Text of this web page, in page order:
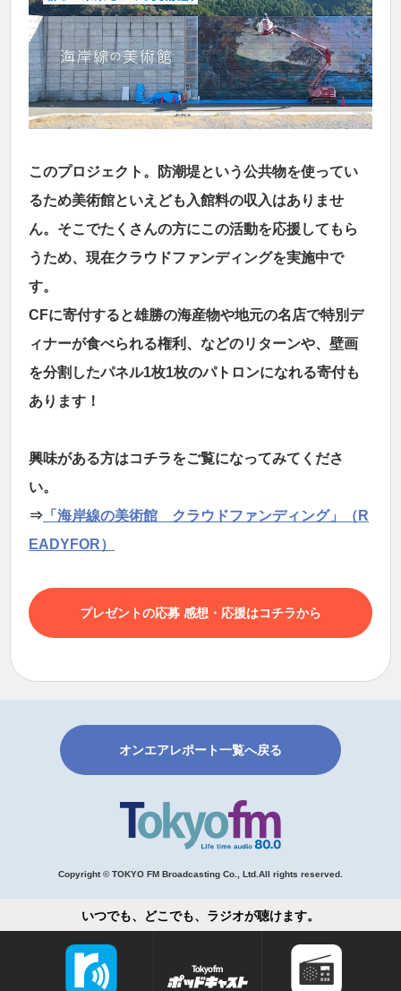
このプロジェクト。防潮堤という公共物を使ってい
るため美術館といえども入館料の収入はありませ
ん。そこでたくさんの方にこの活動を応援してもら
うため、現在クラウドファンディングを実施中で
す。
CFに寄付すると雄勝の海産物や地元の名店で特別デ
ィナーが食べられる権利、などのリターンや、壁画
を分割したパネル1枚1枚のパトロンになれる寄付も
あります！
興味がある方はコチラをご覧になってみてくださ
い。
⇒ 「海岸線の美術館 クラウドファンディング」（R
EADYFOR）
プレゼントの応募 感想・応援はコチラから
オンエアレポート一覧へ戻る
Copyright © TOKYO FM Broadcasting Co., Ltd.All rights reserved.
いつでも、どこでも、ラジオが聴けます。